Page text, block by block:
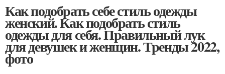
Как подобрать себе стиль одежды
женский. Как подобрать стиль
одежды для себя. Правильный лук
для девушек и женщин. Тренды 2022,
фото